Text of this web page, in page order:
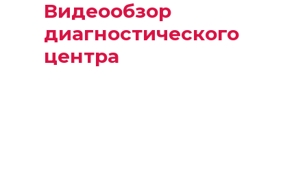
Видеообзор
диагностического
центра